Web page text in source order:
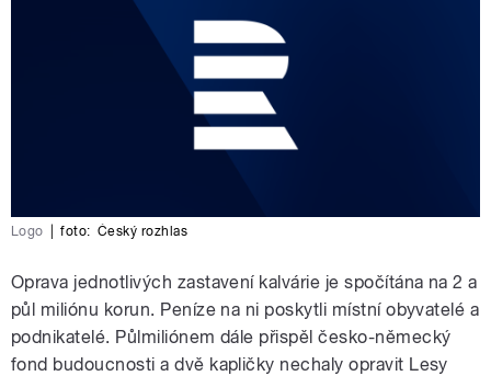
Logo foto: Český rozhlas
Oprava jednotlivých zastavení kalvárie je spočítána na 2 a
půl miliónu korun. Peníze na ni poskytli místní obyvatelé a
podnikatelé. Půlmiliónem dále přispěl česko-německý
fond budoucnosti a dvě kapličky nechaly opravit Lesy